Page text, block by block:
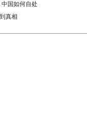
国如何自处
真相